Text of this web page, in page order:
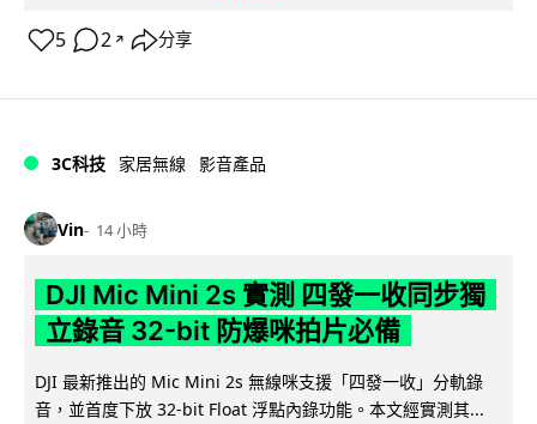
5 2 ↗ 分享
3C科技 家居無線 影音產品
Vin 14 小時
DJI Mic Mini 2s 實測 四發一收同步獨
立錄音 32-bit 防爆咪拍片必備
DJI 最新推出的 Mic Mini 2s 無線咪支援「四發一收」分軌錄
音，並首度下放 32-bit Float 浮點內錄功能。本文經實測其...